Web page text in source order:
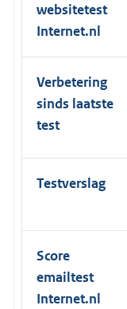
websitetest
Internet.nl
Verbetering
sinds laatste
test
Testverslag
Score
emailtest
Internet.nl